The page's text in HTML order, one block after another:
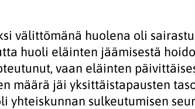
välittömänä huolena oli
huoli eläinten jäämisestä
vaan eläinten
määrä jäi yksittäistapausten
yhteiskunnan sulkeutumisen